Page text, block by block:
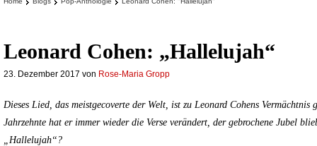
Leonard Cohen: „Hallelujah“
23. Dezember 2017 von Rose-Maria Gropp
Dieses Lied, das meistgecoverte der Welt, ist zu Leonard Cohens Vermächtnis
Jahrzehnte hat er immer wieder die Verse verändert, der gebrochene Jubel
„Hallelujah“?